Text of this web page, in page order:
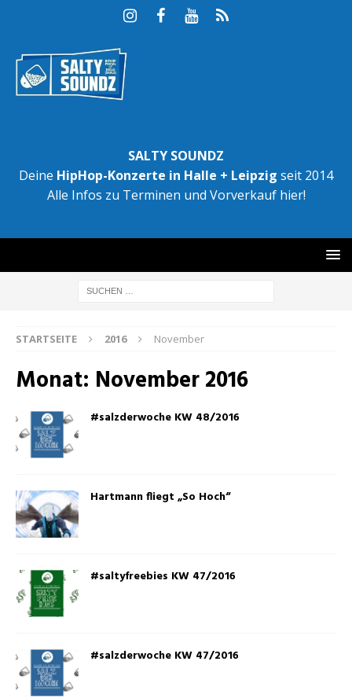
SALTY SOUNDZ
Deine HipHop-Konzerte in Halle + Leipzig seit 2014
Alle Infos zu Terminen und Vorverkauf hier!
STARTSEITE 2016 November
Monat: November 2016
#salzderwoche KW 48/2016
Hartmann fliegt „So Hoch“
#saltyfreebies KW 47/2016
#salzderwoche KW 47/2016